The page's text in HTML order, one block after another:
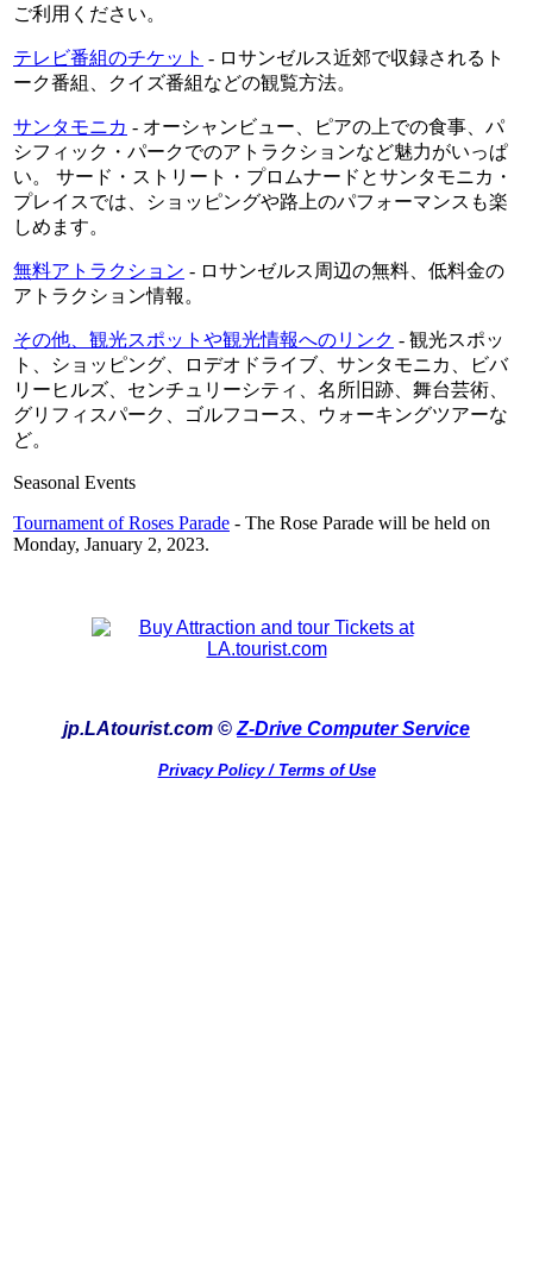
ご利用ください。
テレビ番組のチケット - ロサンゼルス近郊で収録されるト
ーク番組、クイズ番組などの観覧方法。
サンタモニカ - オーシャンビュー、ピアの上での食事、パ
シフィック・パークでのアトラクションなど魅力がいっぱ
い。 サード・ストリート・プロムナードとサンタモニカ・
プレイスでは、ショッピングや路上のパフォーマンスも楽
しめます。
無料アトラクション - ロサンゼルス周辺の無料、低料金の
アトラクション情報。
その他、観光スポットや観光情報へのリンク - 観光スポッ
ト、ショッピング、ロデオドライブ、サンタモニカ、ビバ
リーヒルズ、センチュリーシティ、名所旧跡、舞台芸術、
グリフィスパーク、ゴルフコース、ウォーキングツアーな
ど。
Seasonal Events
Tournament of Roses Parade - The Rose Parade will be held on
Monday, January 2, 2023.
jp.LAtourist.com © Z-Drive Computer Service
Privacy Policy / Terms of Use